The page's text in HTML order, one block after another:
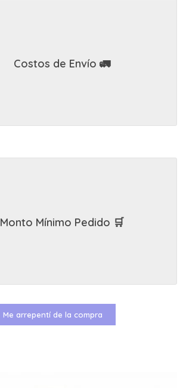
Costos de Envío 🚛
Monto Mínimo Pedido 🛒
Me arrepentí de la compra